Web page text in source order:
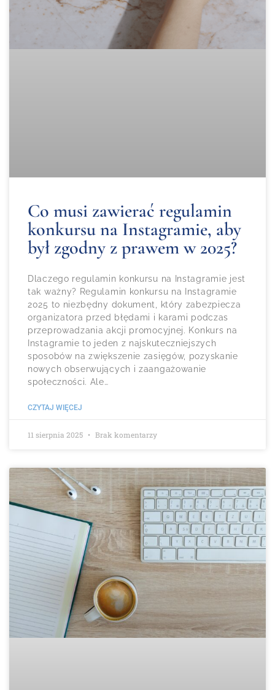
Co musi zawierać regulamin
konkursu na Instagramie, aby
był zgodny z prawem w 2025?
Dlaczego regulamin konkursu na Instagramie jest
tak ważny? Regulamin konkursu na Instagramie
2025 to niezbędny dokument, który zabezpiecza
organizatora przed błędami i karami podczas
przeprowadzania akcji promocyjnej. Konkurs na
Instagramie to jeden z najskuteczniejszych
sposobów na zwiększenie zasięgów, pozyskanie
nowych obserwujących i zaangażowanie
społeczności. Ale…
CZYTAJ WIĘCEJ
11 sierpnia 2025 Brak komentarzy